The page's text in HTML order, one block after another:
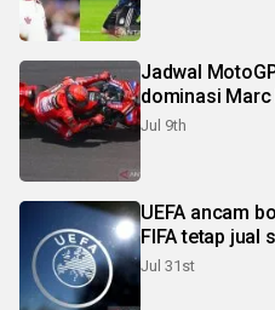
Jadwal
dominasi
Jul 9th
UEFA ancam
FIFA tetap jual
Jul 31st